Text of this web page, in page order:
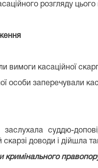
розгляду
вимоги касаційної
особи заперечували
заслухала суддю-
доводи і дійшла